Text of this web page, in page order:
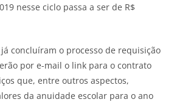
nesse ciclo passa a ser de R$
concluíram o processo de requisição
por e-mail o link para o contrato
que, entre outros aspectos,
da anuidade escolar para o ano